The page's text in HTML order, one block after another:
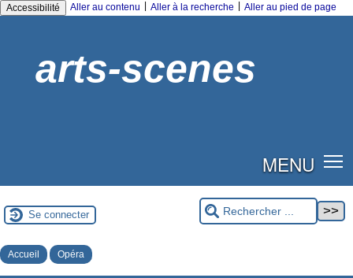
Accessibilité Aller au contenu Aller à la recherche Aller au pied de page
arts-scenes
MENU
Se connecter
Accueil Opéra